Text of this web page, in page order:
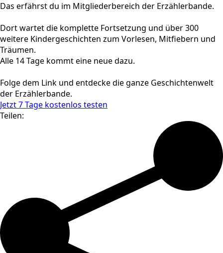
Das erfährst du im Mitgliederbereich der Erzählerbande.
Dort wartet die komplette Fortsetzung und über 300
weitere Kindergeschichten zum Vorlesen, Mitfiebern und
Träumen.
Alle 14 Tage kommt eine neue dazu.
Folge dem Link und entdecke die ganze Geschichtenwelt
der Erzählerbande.
Jetzt 7 Tage kostenlos testen
Teilen: